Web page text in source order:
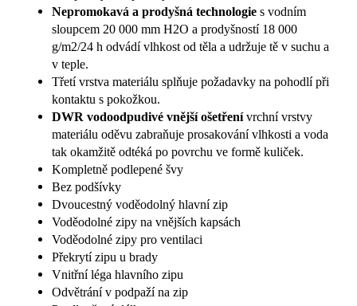
Nepromokavá a prodyšná technologie s vodním
sloupcem 20 000 mm H2O a prodyšností 18 000
g/m2/24 h odvádí vlhkost od těla a udržuje tě v suchu a
v teple.
Třetí vrstva materiálu splňuje požadavky na pohodlí při
kontaktu s pokožkou.
DWR vodoodpudivé vnější ošetřenívrchní vrstvy
materiálu oděvu zabraňuje prosakování vlhkosti a voda
tak okamžitě odtéká po povrchu ve formě kuliček.
Kompletně podlepené švy
Bez podšívky
Dvoucestný voděodolný hlavní zip
Voděodolné zipy na vnějších kapsách
Voděodolné zipy pro ventilaci
Překrytí zipu u brady
Vnitřní léga hlavního zipu
Odvětrání v podpaží na zip